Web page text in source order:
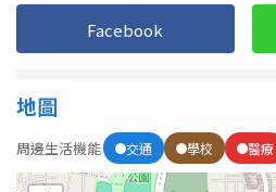
5~10樓
~
Facebook
地圖
周邊生活機能 交通 學校 醫療